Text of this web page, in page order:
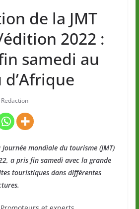
de la JMT
2022 :
samedi au
Redaction
mondiale du tourisme (JMT)
a pris fin samedi avec la grande
touristiques dans différentes